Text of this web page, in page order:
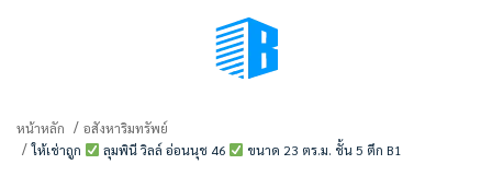
(เลือกมุมมอง)
หน้าหลัก
อสังหาริมทรัพย์
ให้เช่าถูก
ลุมพินี วิลล์ อ่อนนุช 46 ขนาด 23 ตร.ม. ชั้น 5 ตึก B1